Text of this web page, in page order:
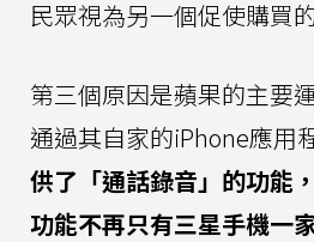
民眾視為另一個促使購買
第三個原因是蘋果的主要
通過其自家的iPhone應用
供了「通話錄音」的功能
功能不再只有三星手機一